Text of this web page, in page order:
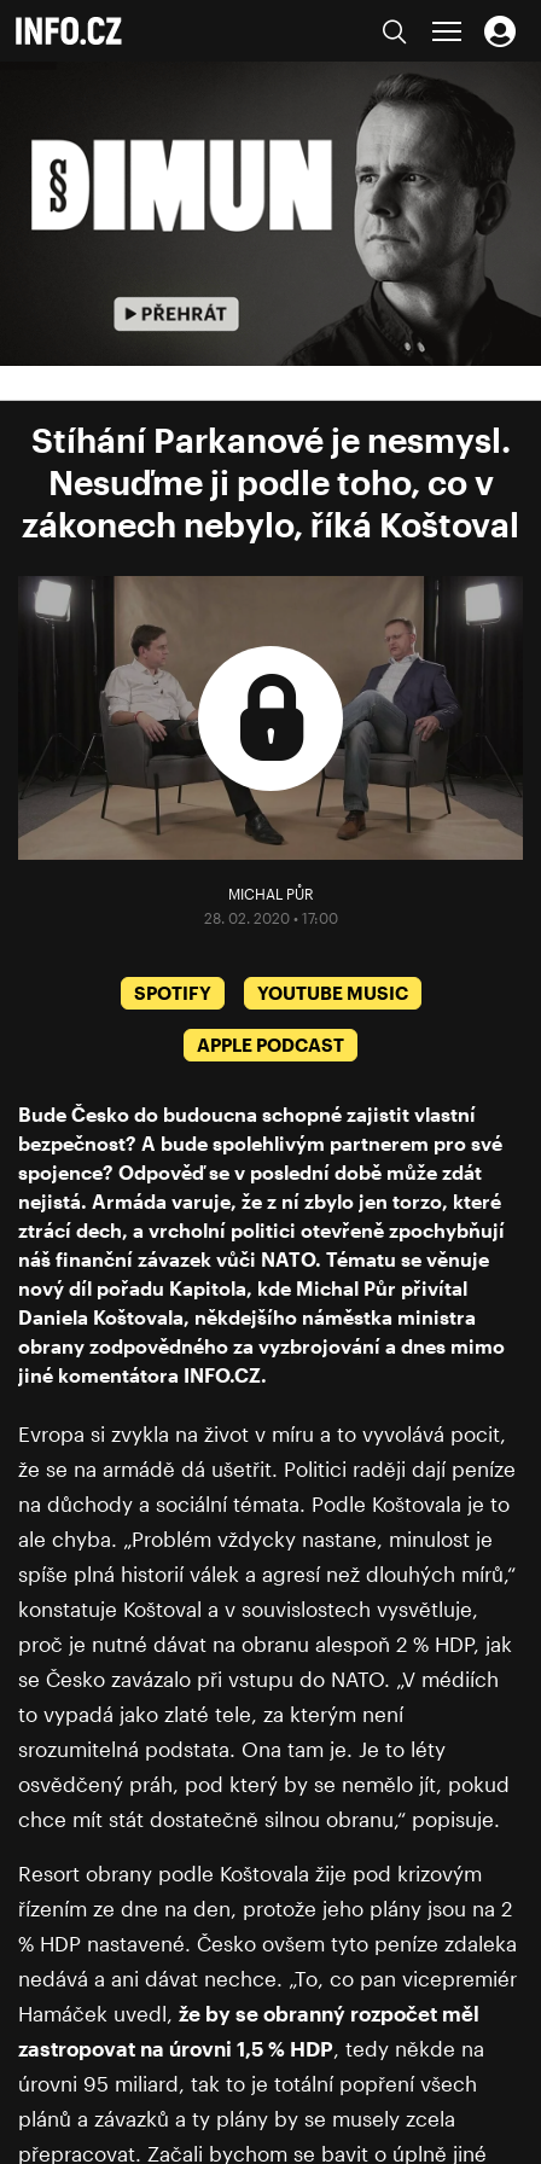
Stíhání Parkanové je nesmysl.
Nesuďme ji podle toho, co v
zákonech nebylo, říká Koštoval
MICHAL PŮR
28. 02. 2020 • 17:00
SPOTIFY YOUTUBE MUSIC
APPLE PODCAST
Bude Česko do budoucna schopné zajistit vlastní
bezpečnost? A bude spolehlivým partnerem pro své
spojence? Odpověď se v poslední době může zdát
nejistá. Armáda varuje, že z ní zbylo jen torzo, které
ztrácí dech, a vrcholní politici otevřeně zpochybňují
náš finanční závazek vůči NATO. Tématu se věnuje
nový díl pořadu Kapitola, kde Michal Půr přivítal
Daniela Koštovala, někdejšího náměstka ministra
obrany zodpovědného za vyzbrojování a dnes mimo
jiné komentátora INFO.CZ.
Evropa si zvykla na život v míru a to vyvolává pocit,
že se na armádě dá ušetřit. Politici raději dají peníze
na důchody a sociální témata. Podle Koštovala je to
ale chyba. „Problém vždycky nastane, minulost je
spíše plná historií válek a agresí než dlouhých mírů,“
konstatuje Koštoval a v souvislostech vysvětluje,
proč je nutné dávat na obranu alespoň 2 % HDP, jak
se Česko zavázalo při vstupu do NATO. „V médiích
to vypadá jako zlaté tele, za kterým není
srozumitelná podstata. Ona tam je. Je to léty
osvědčený práh, pod který by se nemělo jít, pokud
chce mít stát dostatečně silnou obranu,“ popisuje.
Resort obrany podle Koštovala žije pod krizovým
řízením ze dne na den, protože jeho plány jsou na 2
% HDP nastavené. Česko ovšem tyto peníze zdaleka
nedává a ani dávat nechce. „To, co pan vicepremiér
Hamáček uvedl, že by se obranný rozpočet měl
zastropovat na úrovni 1,5 % HDP, tedy někde na
úrovni 95 miliard, tak to je totální popření všech
plánů a závazků a ty plány by se musely zcela
přepracovat. Začali bychom se bavit o úplně jiné